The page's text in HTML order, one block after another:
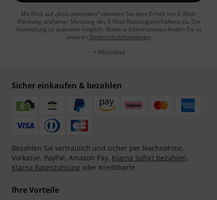
Mit Klick auf „Jetzt anmelden“ stimmen Sie dem Erhalt von E-Mail-
Werbung und einer Messung des E-Mail-Nutzungsverhaltens zu. Die
Abmeldung ist jederzeit möglich. Weitere Informationen finden Sie in
unseren Datenschutzhinweisen.
* Pflichtfeld
Sicher einkaufen & bezahlen
Bezahlen Sie vertraulich und sicher per Nachnahme,
Vorkasse, PayPal, Amazon Pay, Klarna Sofort bezahlen,
Klarna Ratenzahlung oder Kreditkarte.
Ihre Vorteile